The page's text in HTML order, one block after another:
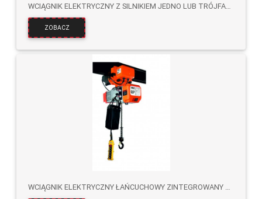
WCIĄGNIK ELEKTRYCZNY Z SILNIKIEM JEDNO LUB TRÓJFAZOWYM O POJEDYNCZEJ PRĘDKOŚCI HHB
ZOBACZ
WCIĄGNIK ELEKTRYCZNY ŁAŃCUCHOWY ZINTEGROWANY Z WÓZKIEM SHH